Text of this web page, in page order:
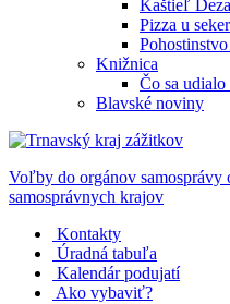
Kaštieľ
Pizza u
Knižnica
Čo sa
Blavské noviny
Voľby do orgánov
samosprávnych krajov
Kontakty
Úradná tabuľa
Kalendár podujatí
Ako vybaviť?